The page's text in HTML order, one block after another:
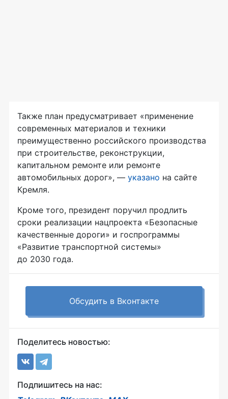
Также план предусматривает «применение
современных материалов и техники
преимущественно российского производства
при строительстве, реконструкции,
капитальном ремонте или ремонте
автомобильных дорог», — указано на сайте
Кремля.
Кроме того, президент поручил продлить
сроки реализации нацпроекта «Безопасные
качественные дороги» и госпрограммы
«Развитие транспортной системы»
до 2030 года.
Обсудить в Вконтакте
Поделитесь новостью:
Подпишитесь на нас: